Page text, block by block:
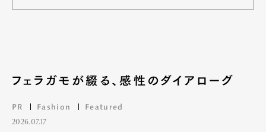
Pen Meet
フェラガモが綴る、感性のダイアローグ
PR Fashion Featured
2026.07.17